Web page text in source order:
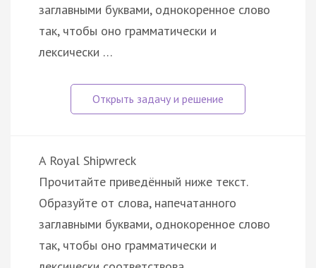
заглавными буквами, однокоренное слово
так, чтобы оно грамматически и
лексически …
A Royal Shipwreck
Прочитайте приведённый ниже текст.
Образуйте от слова, напечатанного
заглавными буквами, однокоренное слово
так, чтобы оно грамматически и